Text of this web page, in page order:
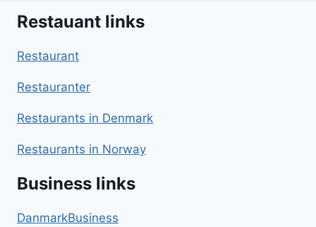
Restauant links
Restaurant
Restauranter
Restaurants in Denmark
Restaurants in Norway
Business links
DanmarkBusiness